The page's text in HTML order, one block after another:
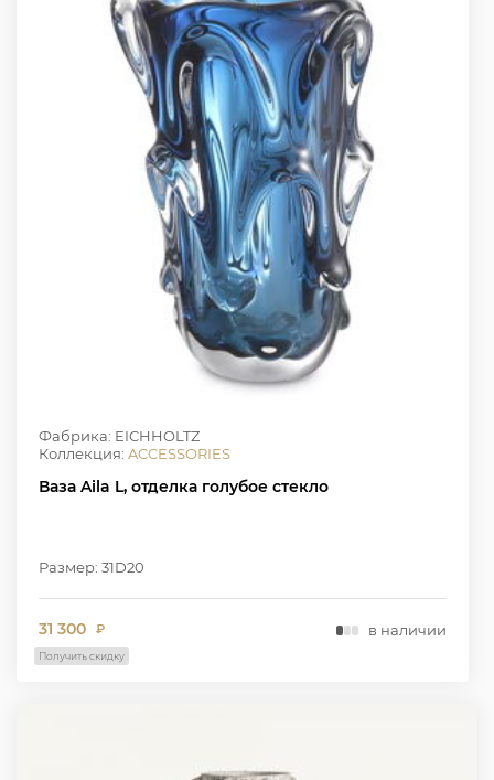
Фабрика: EICHHOLTZ
Коллекция: ACCESSORIES
Ваза Aila L, отделка голубое стекло
Размер: 31D20
31 300 ₽ в наличии
Получить скидку